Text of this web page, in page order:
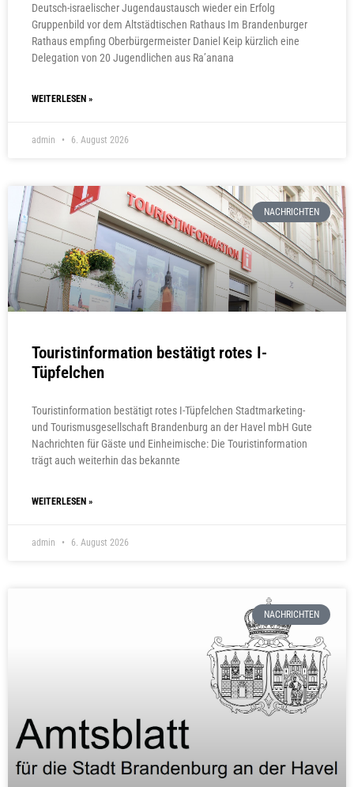
Deutsch-israelischer Jugendaustausch wieder ein Erfolg
Gruppenbild vor dem Altstädtischen Rathaus Im Brandenburger
Rathaus empfing Oberbürgermeister Daniel Keip kürzlich eine
Delegation von 20 Jugendlichen aus Ra’anana
WEITERLESEN »
admin 6. August 2026
NACHRICHTEN
Touristinformation bestätigt rotes I-
Tüpfelchen
Touristinformation bestätigt rotes I-Tüpfelchen Stadtmarketing-
und Tourismusgesellschaft Brandenburg an der Havel mbH Gute
Nachrichten für Gäste und Einheimische: Die Touristinformation
trägt auch weiterhin das bekannte
WEITERLESEN »
admin 6. August 2026
NACHRICHTEN